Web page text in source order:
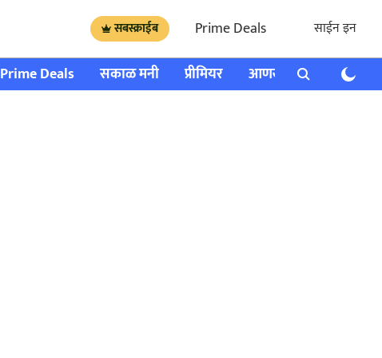
सबस्क्राईब Prime Deals साईन इन
Prime Deals सकाळ मनी प्रीमियर आणखी राशी भविष्य